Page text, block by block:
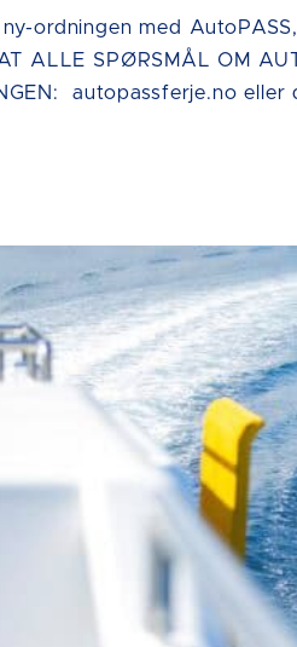
ordningen med
ALLE SPØRSMÅL OM
autopassferje.no